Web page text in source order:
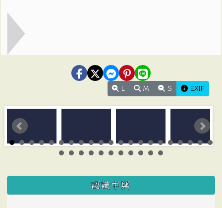
M S EXIF
:::
認識中興